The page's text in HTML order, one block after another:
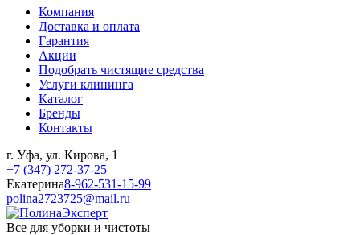
Компания
Доставка и оплата
Гарантия
Акции
Подобрать чистящие средства
Услуги клининга
Каталог
Бренды
Контакты
г. Уфа, ул. Кирова, 1
+7 (347) 272-37-25
Екатерина8-962-531-15-99
polina2723725@mail.ru
Все для уборки и чистоты